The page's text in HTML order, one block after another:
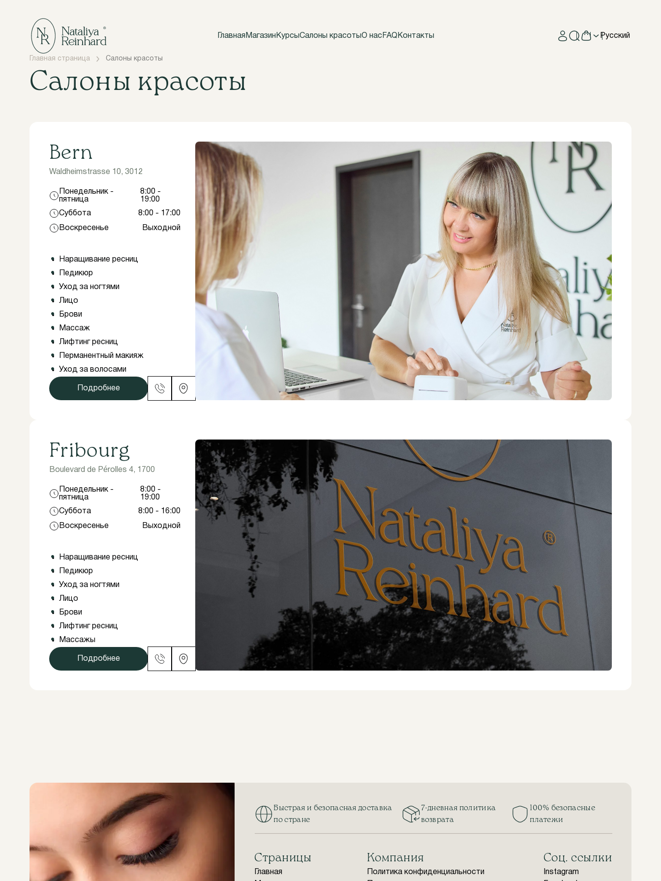
Главная Магазин КурсыСалоны красотыО нас FAQ Контакты Русский
Главная страница Салоны красоты
Салоны красоты
Bern
Waldheimstrasse 10, 3012
Понедельник -
пятница
8:00 -
19:00
Суббота
8:00 - 17:00
Воскресенье Выходной
Наращивание ресниц
Педикюр
Уход за ногтями
Лицо
Брови
Массаж
Лифтинг ресниц
Перманентный макияж
Уход за волосами
Подробнее
Fribourg
Boulevard de Pérolles 4, 1700
Понедельник -
пятница
8:00 -
19:00
Суббота
8:00 - 16:00
Воскресенье Выходной
Наращивание ресниц
Педикюр
Уход за ногтями
Лицо
Брови
Лифтинг ресниц
Массажы
Подробнее
Быстрая и безопасная доставка
по стране
7-дневная политика
возврата
100% безопасные
платежи
Страницы
Главная
Компания
Политика конфиденциальности
Соц. ссылки
Instagram